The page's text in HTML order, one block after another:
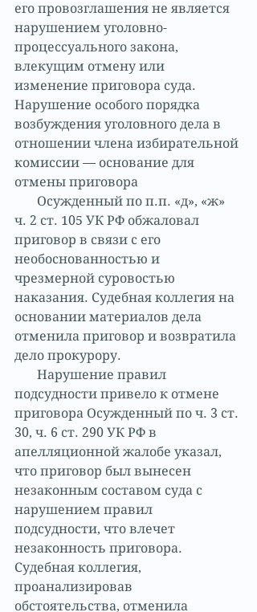
его провозглашения не является
нарушением уголовно-
процессуального закона,
влекущим отмену или
изменение приговора суда.
Нарушение особого порядка
возбуждения уголовного дела в
отношении члена избирательной
комиссии — основание для
отмены приговора
ч. 2 ст. 105 УК РФ обжаловал
приговор в связи с его
необоснованностью и
чрезмерной суровостью
наказания. Судебная коллегия на
основании материалов дела
отменила приговор и возвратила
дело прокурору.
подсудности привело к отмене
приговора Осужденный по ч. 3 ст.
30, ч. 6 ст. 290 УК РФ в
апелляционной жалобе указал,
что приговор был вынесен
незаконным составом суда с
нарушением правил
подсудности, что влечет
незаконность приговора.
Судебная коллегия,
проанализировав
обстоятельства, отменила